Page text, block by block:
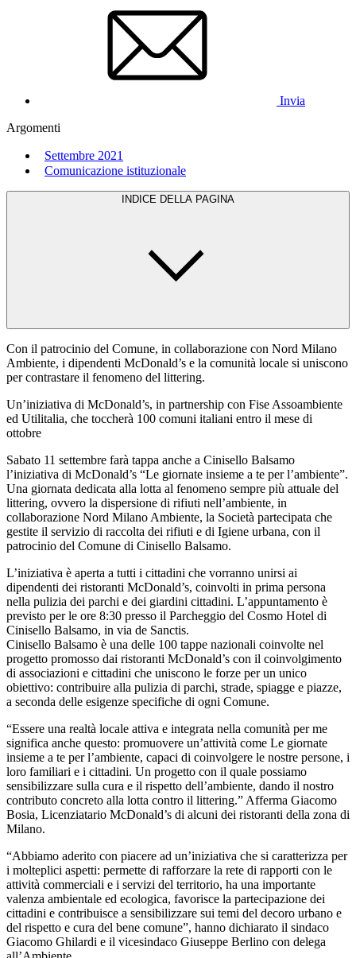
Invia
Argomenti
Settembre 2021
Comunicazione istituzionale
INDICE DELLA PAGINA
Con il patrocinio del Comune, in collaborazione con Nord Milano
Ambiente, i dipendenti McDonald’s e la comunità locale si uniscono
per contrastare il fenomeno del littering.
Un’iniziativa di McDonald’s, in partnership con Fise Assoambiente
ed Utilitalia, che toccherà 100 comuni italiani entro il mese di
ottobre
Sabato 11 settembre farà tappa anche a Cinisello Balsamo
l’iniziativa di McDonald’s “Le giornate insieme a te per l’ambiente”.
Una giornata dedicata alla lotta al fenomeno sempre più attuale del
littering, ovvero la dispersione di rifiuti nell’ambiente, in
collaborazione Nord Milano Ambiente, la Società partecipata che
gestite il servizio di raccolta dei rifiuti e di Igiene urbana, con il
patrocinio del Comune di Cinisello Balsamo.
L’iniziativa è aperta a tutti i cittadini che vorranno unirsi ai
dipendenti dei ristoranti McDonald’s, coinvolti in prima persona
nella pulizia dei parchi e dei giardini cittadini. L’appuntamento è
previsto per le ore 8:30 presso il Parcheggio del Cosmo Hotel di
Cinisello Balsamo, in via de Sanctis.
Cinisello Balsamo è una delle 100 tappe nazionali coinvolte nel
progetto promosso dai ristoranti McDonald’s con il coinvolgimento
di associazioni e cittadini che uniscono le forze per un unico
obiettivo: contribuire alla pulizia di parchi, strade, spiagge e piazze,
a seconda delle esigenze specifiche di ogni Comune.
“Essere una realtà locale attiva e integrata nella comunità per me
significa anche questo: promuovere un’attività come Le giornate
insieme a te per l’ambiente, capaci di coinvolgere le nostre persone, i
loro familiari e i cittadini. Un progetto con il quale possiamo
sensibilizzare sulla cura e il rispetto dell’ambiente, dando il nostro
contributo concreto alla lotta contro il littering.” Afferma Giacomo
Bosia, Licenziatario McDonald’s di alcuni dei ristoranti della zona di
Milano.
“Abbiamo aderito con piacere ad un’iniziativa che si caratterizza per
i molteplici aspetti: permette di rafforzare la rete di rapporti con le
attività commerciali e i servizi del territorio, ha una importante
valenza ambientale ed ecologica, favorisce la partecipazione dei
cittadini e contribuisce a sensibilizzare sui temi del decoro urbano e
del rispetto e cura del bene comune”, hanno dichiarato il sindaco
Giacomo Ghilardi e il vicesindaco Giuseppe Berlino con delega